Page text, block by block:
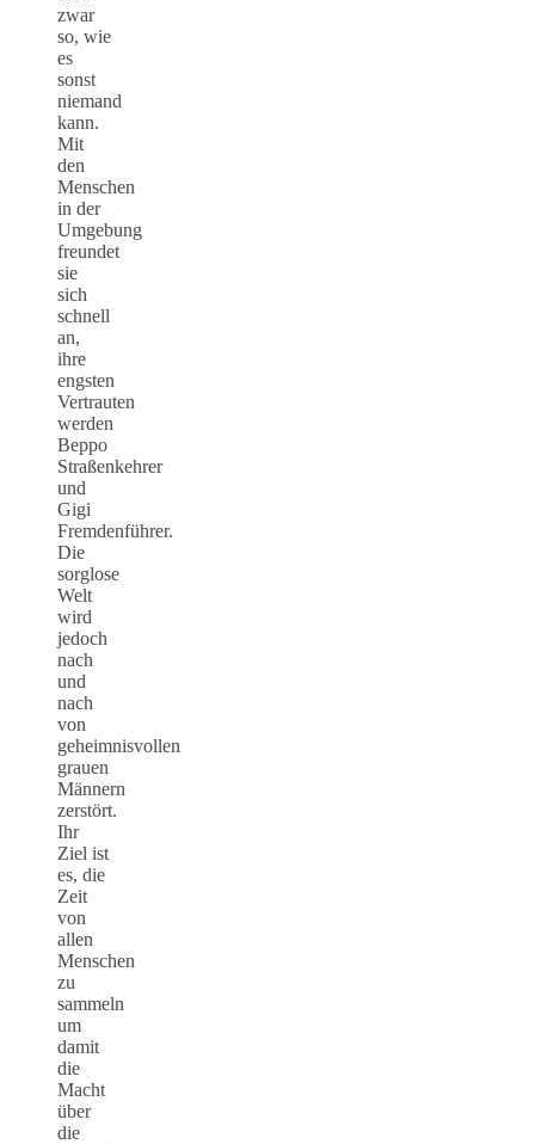
zwar
so, wie
es
sonst
niemand
kann.
Mit
den
Menschen
in der
Umgebung
freundet
sie
sich
schnell
an,
ihre
engsten
Vertrauten
werden
Beppo
Straßenkehrer
und
Gigi
Fremdenführer.
Die
sorglose
Welt
wird
jedoch
nach
und
nach
von
geheimnisvollen
grauen
Männern
zerstört.
Ihr
Ziel ist
es, die
Zeit
von
allen
Menschen
zu
sammeln
um
damit
die
Macht
über
die